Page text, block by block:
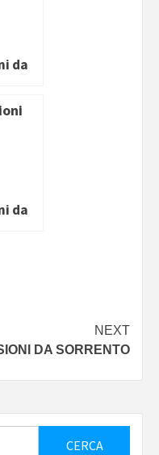
da
da
NEXT
DA SORRENTO